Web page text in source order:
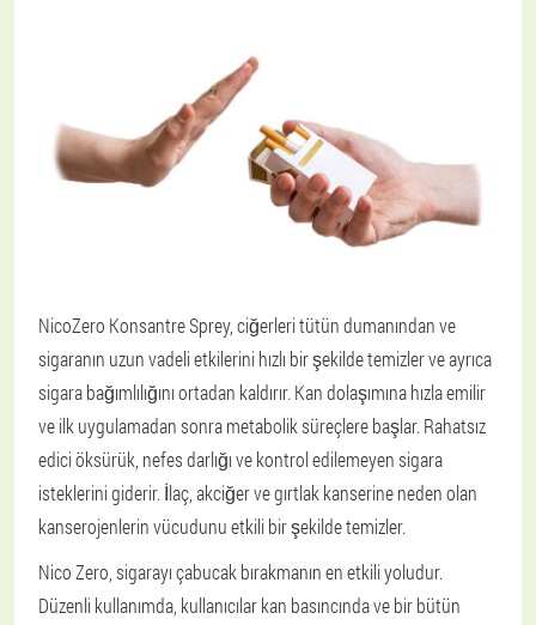
NicoZero Konsantre Sprey, ciğerleri tütün dumanından ve
sigaranın uzun vadeli etkilerini hızlı bir şekilde temizler ve ayrıca
sigara bağımlılığını ortadan kaldırır. Kan dolaşımına hızla emilir
ve ilk uygulamadan sonra metabolik süreçlere başlar. Rahatsız
edici öksürük, nefes darlığı ve kontrol edilemeyen sigara
isteklerini giderir. İlaç, akciğer ve gırtlak kanserine neden olan
kanserojenlerin vücudunu etkili bir şekilde temizler.
Nico Zero, sigarayı çabucak bırakmanın en etkili yoludur.
Düzenli kullanımda, kullanıcılar kan basıncında ve bir bütün